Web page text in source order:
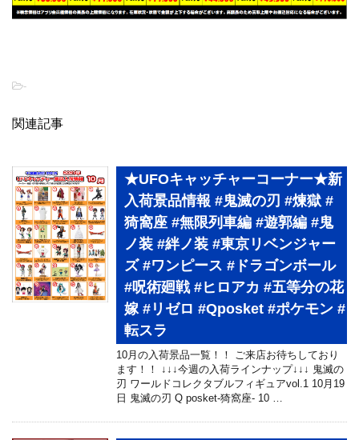
-
関連記事
★UFOキャッチャーコーナー★新
入荷景品情報 #鬼滅の刃 #煉獄 #
猗窩座 #無限列車編 #遊郭編 #鬼
ノ装 #絆ノ装 #東京リベンジャー
ズ #ワンピース #ドラゴンボール
#呪術廻戦 #ヒロアカ #五等分の花
嫁 #リゼロ #Qposket #ポケモン #
転スラ
10月の入荷景品一覧！！ ご来店お待ちしており
ます！！ ↓↓↓今週の入荷ラインナップ↓↓↓ 鬼滅の
刃 ワールドコレクタブルフィギュアvol.1 10月19
日 鬼滅の刃 Q posket-猗窩座- 10 …